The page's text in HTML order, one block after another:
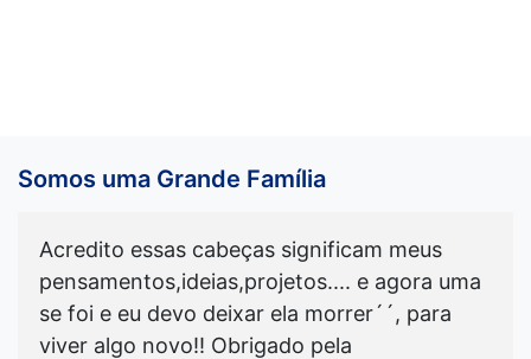
Somos uma Grande Família
Acredito essas cabeças significam meus
pensamentos,ideias,projetos.... e agora uma
se foi e eu devo deixar ela morrer´´, para
viver algo novo!! Obrigado pela